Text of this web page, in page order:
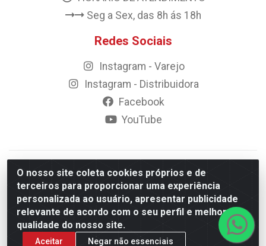
O nosso site coleta cookies próprios e de
terceiros para proporcionar uma experiência
personalizada ao usuário, apresentar publicidade
relevante de acordo com o seu perfil e melhorar a
qualidade do nosso site.
Aceitar Negar não essenciais
Seg a Sex, das 8h ás 18h
Redes Sociais
Instagram - Varejo
Instagram - Distribuidora
Facebook
YouTube
© 2023 Rally Motos - todos os direitos reservados.
Razão Social: Rally motos distribuidora, importadora e
transportadora de peças LTDA - CNPJ 09.262.859/0001-43 -
Rua Vigário Calixto 2900 - Catolé, Campina Grande/PB